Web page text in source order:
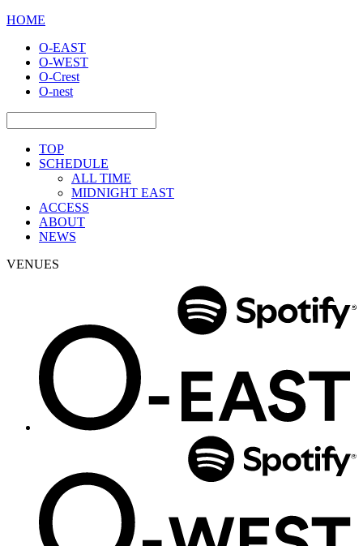
HOME
O-EAST
O-WEST
O-Crest
O-nest
TOP
SCHEDULE
ALL TIME
MIDNIGHT EAST
ACCESS
ABOUT
NEWS
VENUES